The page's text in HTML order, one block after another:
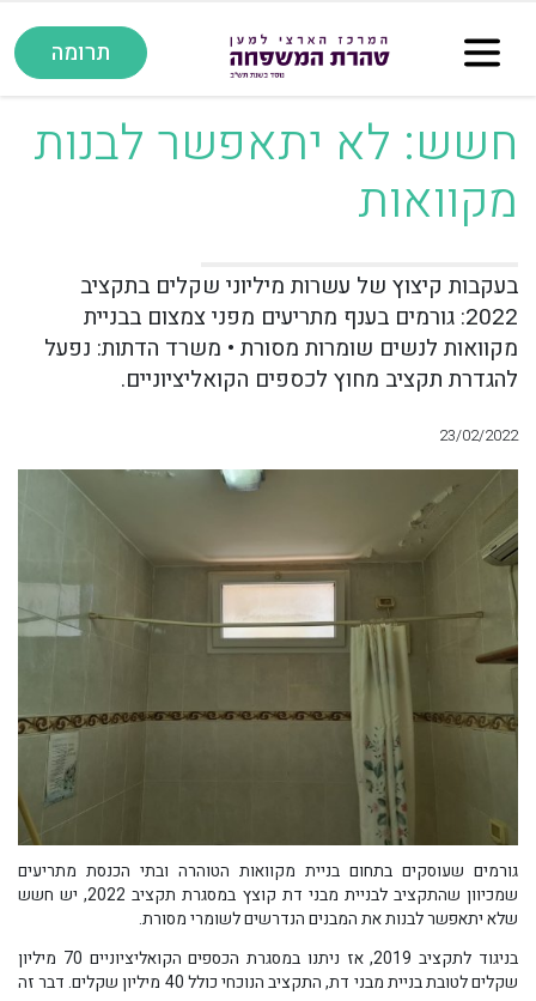
תרומה
חשש: לא יתאפשר לבנות
מקוואות
בעקבות קיצוץ של עשרות מיליוני שקלים בתקציב
2022: גורמים בענף מתריעים מפני צמצום בבניית
מקוואות לנשים שומרות מסורת • משרד הדתות: נפעל
להגדרת תקציב מחוץ לכספים הקואליציוניים.
23/02/2022
גורמים שעוסקים בתחום בניית מקוואות הטוהרה ובתי הכנסת מתריעים
שמכיוון שהתקציב לבניית מבני דת קוצץ במסגרת תקציב 2022, יש חשש
שלא יתאפשר לבנות את המבנים הנדרשים לשומרי מסורת.
בניגוד לתקציב 2019, אז ניתנו במסגרת הכספים הקואליציוניים 70 מיליון
שקלים לטובת בניית מבני דת, התקציב הנוכחי כולל 40 מיליון שקלים. דבר זה